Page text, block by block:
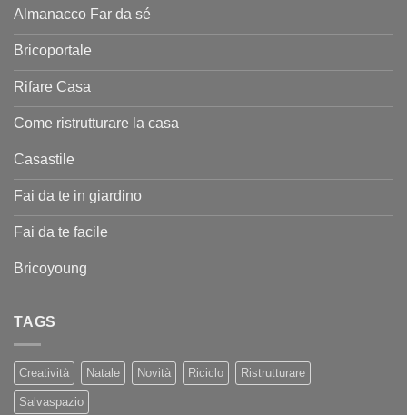
Almanacco Far da sé
Bricoportale
Rifare Casa
Come ristrutturare la casa
Casastile
Fai da te in giardino
Fai da te facile
Bricoyoung
TAGS
Creatività Natale Novità Riciclo Ristrutturare
Salvaspazio